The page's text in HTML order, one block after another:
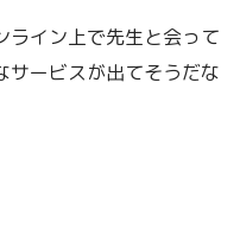
ライン上で先生と会って
サービスが出てそうだな